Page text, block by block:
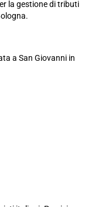
la gestione di tributi
a San Giovanni in